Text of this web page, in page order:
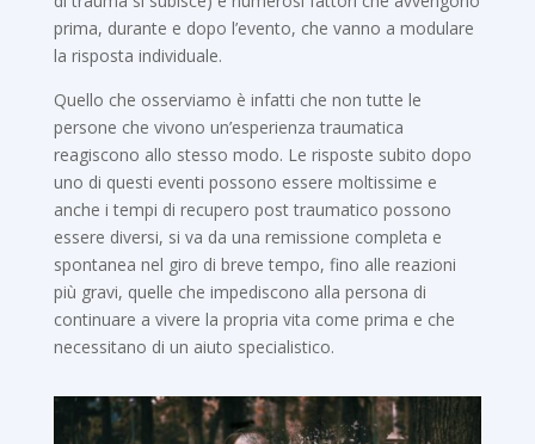
prima, durante e dopo l’evento, che vanno a modulare
la risposta individuale.
Quello che osserviamo è infatti che non tutte le
persone che vivono un’esperienza traumatica
reagiscono allo stesso modo. Le risposte subito dopo
uno di questi eventi possono essere moltissime e
anche i tempi di recupero post traumatico possono
essere diversi, si va da una remissione completa e
spontanea nel giro di breve tempo, fino alle reazioni
più gravi, quelle che impediscono alla persona di
continuare a vivere la propria vita come prima e che
necessitano di un aiuto specialistico.